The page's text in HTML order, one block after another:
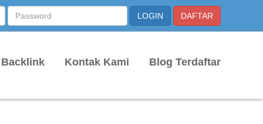
Kontak Kami Blog Terdaftar